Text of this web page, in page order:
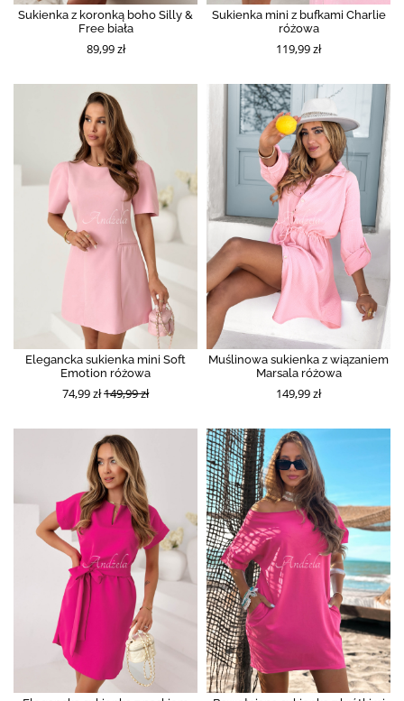
Sukienka z koronką boho Silly &
Free biała
89,99 zł
Sukienka mini z bufkami Charlie
różowa
119,99 zł
Elegancka sukienka mini Soft
Emotion różowa
74,99 zł149,99 zł
Muślinowa sukienka z wiązaniem
Marsala różowa
149,99 zł